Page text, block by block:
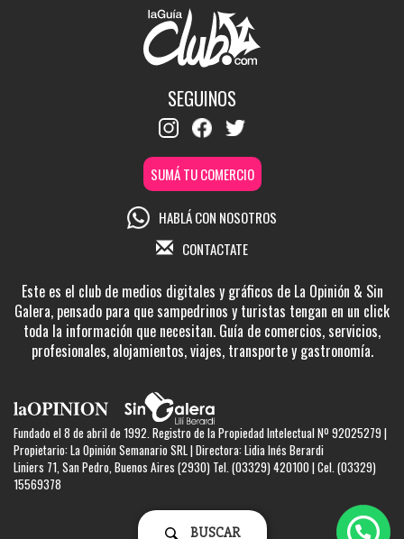
SEGUINOS
SUMÁ TU COMERCIO
HABLÁ CON NOSOTROS
CONTACTATE
Este es el club de medios digitales y gráficos de La Opinión & Sin
Galera, pensado para que sampedrinos y turistas tengan en un click
toda la información que necesitan. Guía de comercios, servicios,
profesionales, alojamientos, viajes, transporte y gastronomía.
Fundado el 8 de abril de 1992. Registro de la Propiedad Intelectual Nº 92025279 |
Propietario: La Opinión Semanario SRL | Directora: Lidia Inés Berardi
Liniers 71, San Pedro, Buenos Aires (2930) Tel. (03329) 420100 | Cel. (03329)
15569378
BUSCAR